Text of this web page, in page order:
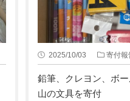
2025/10/03 寄付報
鉛筆、クレヨン、ボ
山の文具を寄付